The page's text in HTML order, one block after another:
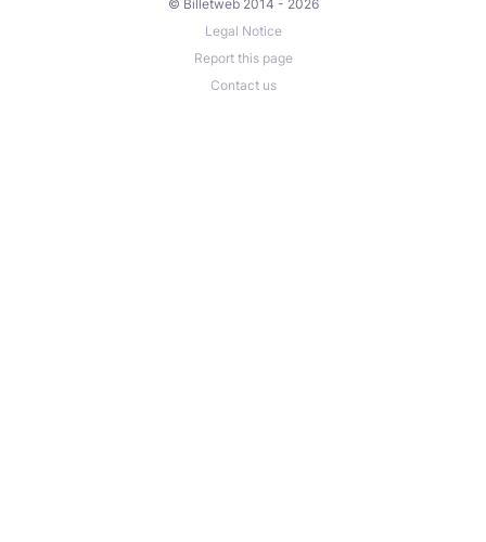
© Billetweb 2014 - 2026
Legal Notice
Report this page
Contact us